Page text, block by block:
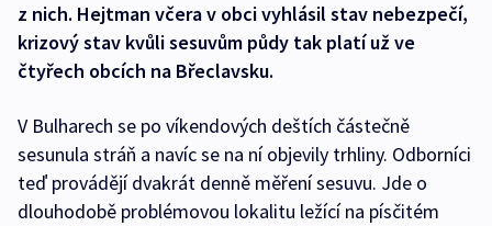
z nich. Hejtman včera v obci vyhlásil stav nebezpečí,
krizový stav kvůli sesuvům půdy tak platí už ve
čtyřech obcích na Břeclavsku.
V Bulharech se po víkendových deštích částečně
sesunula stráň a navíc se na ní objevily trhliny. Odborníci
teď provádějí dvakrát denně měření sesuvu. Jde o
dlouhodobě problémovou lokalitu ležící na písčitém